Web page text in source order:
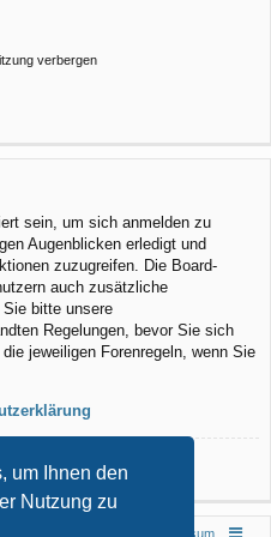
um Ihnen den
Nutzung zu
verbergen
sein, um sich anmelden zu
Augenblicken erledigt und
zuzugreifen. Die Board-
auch zusätzliche
bitte unsere
Regelungen, bevor Sie sich
jeweiligen Forenregeln, wenn Sie
Impressum